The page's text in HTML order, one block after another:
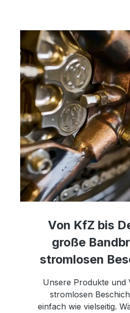
Von KfZ bis
große
stromlosen
Unsere Produkte und
stromlosen
einfach wie vielseitig.